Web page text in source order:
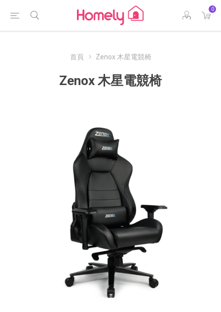
0
首頁 Zenox 木星電競椅
Zenox 木星電競椅